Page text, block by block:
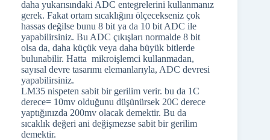
daha yukarısındaki ADC entegrelerini kullanmanız
gerek. Fakat ortam sıcaklığını ölçecekseniz çok
hassas değilse bunu 8 bit ya da 10 bit ADC ile
yapabilirsiniz. Bu ADC çıkışları normalde 8 bit
olsa da, daha küçük veya daha büyük bitlerde
bulunabilir. Hatta mikroişlemci kullanmadan,
sayısal devre tasarımı elemanlarıyla, ADC devresi
yapabilirsiniz.
LM35 nispeten sabit bir gerilim verir. bu da 1C
derece= 10mv olduğunu düşünürsek 20C derece
yaptığınızda 200mv olacak demektir. Bu da
sıcaklık değeri ani değişmezse sabit bir gerilim
demektir.